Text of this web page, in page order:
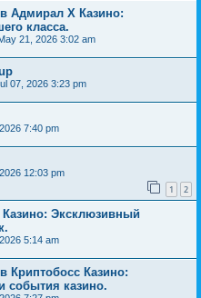
Адмирал Х Казино:
класса.
21, 2026 3:02 am
07, 2026 3:23 pm
7:40 pm
12:03 pm
1 2
Эксклюзивный
5:14 am
Криптобосс Казино:
события казино.